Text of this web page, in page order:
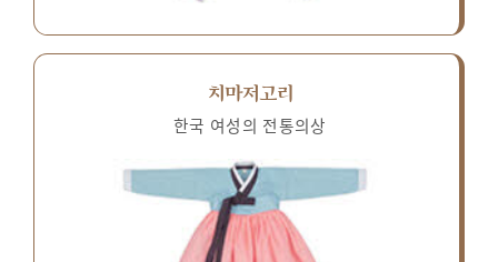
치마저고리
한국 여성의 전통의상